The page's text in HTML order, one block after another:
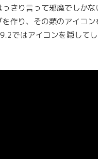
っきり言って邪魔でしか
作り、その類のアイコン
ではアイコンを隠して